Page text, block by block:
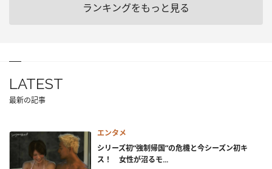
ランキングをもっと見る
LATEST
最新の記事
エンタメ
シリーズ初“強制帰国”の危機と今シーズン初キ
ス！ 女性が沼るモ...